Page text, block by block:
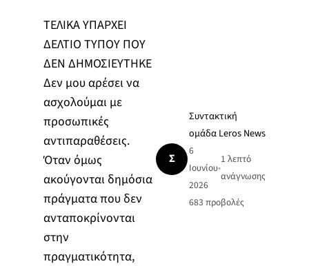
ΤΕΛΙΚΑ ΥΠΑΡΧΕΙ
ΔΕΛΤΙΟ ΤΥΠΟΥ ΠΟΥ
ΔΕΝ ΔΗΜΟΣΙΕΥΤΗΚΕ
Δεν μου αρέσει να
ασχολούμαι με
προσωπικές
αντιπαραθέσεις.
Όταν όμως
ακούγονται δημόσια
πράγματα που δεν
ανταποκρίνονται
στην
πραγματικότητα,
Σ
Συντακτική
ομάδα Leros News
6
Ιουνίου
2026
•
1 λεπτό
ανάγνωσης
683 προβολές